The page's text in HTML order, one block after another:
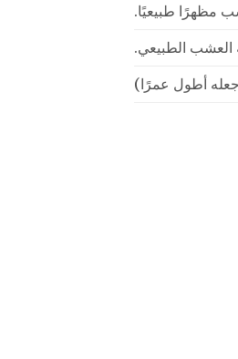
مظهرًا طبيعيًا.
الطبيعي.
أطول عمرًا)